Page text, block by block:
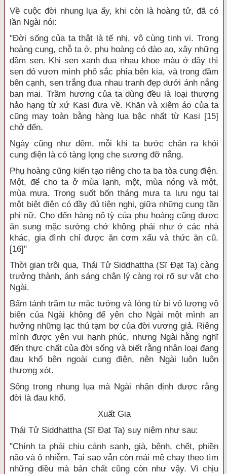
Về cuộc đời nhung lụa ấy, khi còn là hoàng tử, đã có
lần Ngài nói:
"Đời sống của ta thật là tế nhị, vô cùng tinh vi. Trong
hoàng cung, chỗ ta ở, phụ hoàng có đào ao, xây những
đầm sen. Khi sen xanh đua nhau khoe màu ở đây thì
sen đỏ vươn mình phô sắc phía bên kia, và trong đầm
bên cạnh, sen trắng đua nhau tranh đẹp dưới ánh nắng
ban mai. Trầm hương của ta dùng đều là loại thượng
hảo hạng từ xứ Kasi đưa về. Khăn và xiêm áo của ta
cũng may toàn bằng hàng lụa bậc nhất từ Kasi [15]
chở đến.
Ngày cũng như đêm, mỗi khi ta bước chân ra khỏi
cung điện là có tàng lọng che sương đỡ nắng.
Phụ hoàng cũng kiến tạo riêng cho ta ba tòa cung điện.
Một, để cho ta ở mùa lạnh, một, mùa nóng và một,
mùa mưa. Trong suốt bốn tháng mưa ta lưu ngụ tại
một biệt điện có đầy đủ tiện nghi, giữa những cung tần
phi nữ. Cho đến hàng nô tỳ của phụ hoàng cũng được
ăn sung mặc sướng chớ không phải như ở các nhà
khác, gia đình chỉ được ăn cơm xấu và thức ăn cũ.
[16]"
Thời gian trôi qua, Thái Tử Siddhattha (Sĩ Đạt Ta) càng
trưởng thành, ánh sáng chân lý càng rọi rõ sự vật cho
Ngài.
Bẩm tánh trầm tư mặc tưởng và lòng từ bi vô lượng vô
biên của Ngài không để yên cho Ngài một mình an
hưởng những lạc thú tạm bợ của đời vương giả. Riêng
mình được yên vui hạnh phúc, nhưng Ngài hằng nghĩ
đến thực chất của đời sống và biết rằng nhân loại đang
đau khổ bên ngoài cung điện, nên Ngài luôn luôn
thương xót.
Sống trong nhung lụa mà Ngài nhận định được rằng
đời là đau khổ.
Xuất Gia
Thái Tử Siddhattha (Sĩ Đạt Ta) suy niệm như sau:
"Chính ta phải chịu cảnh sanh, già, bệnh, chết, phiền
não và ô nhiễm. Tại sao vẫn còn mải mê chạy theo tìm
những điều mà bản chất cũng còn như vậy. Vì chịu